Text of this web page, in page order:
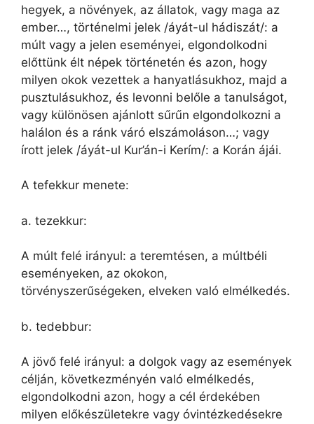
hegyek, a növények, az állatok, vagy maga az
ember…, történelmi jelek /áyát-ul hádiszát/: a
múlt vagy a jelen eseményei, elgondolkodni
előttünk élt népek történetén és azon, hogy
milyen okok vezettek a hanyatlásukhoz, majd a
pusztulásukhoz, és levonni belőle a tanulságot,
vagy különösen ajánlott sűrűn elgondolkozni a
halálon és a ránk váró elszámoláson…; vagy
írott jelek /áyát-ul Kur’án-i Kerím/: a Korán ájái.
A tefekkur menete:
a. tezekkur:
A múlt felé irányul: a teremtésen, a múltbéli
eseményeken, az okokon,
törvényszerűségeken, elveken való elmélkedés.
b. tedebbur:
A jövő felé irányul: a dolgok vagy az események
célján, következményén való elmélkedés,
elgondolkodni azon, hogy a cél érdekében
milyen előkészületekre vagy óvintézkedésekre